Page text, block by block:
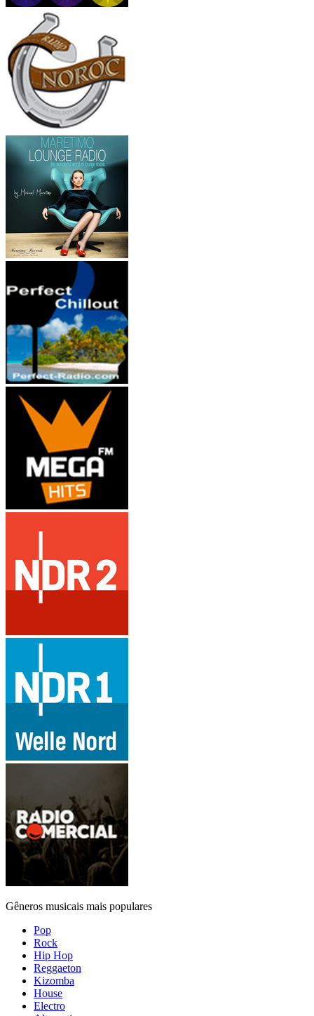
Gêneros musicais mais populares
Pop
Rock
Hip Hop
Reggaeton
Kizomba
House
Electro